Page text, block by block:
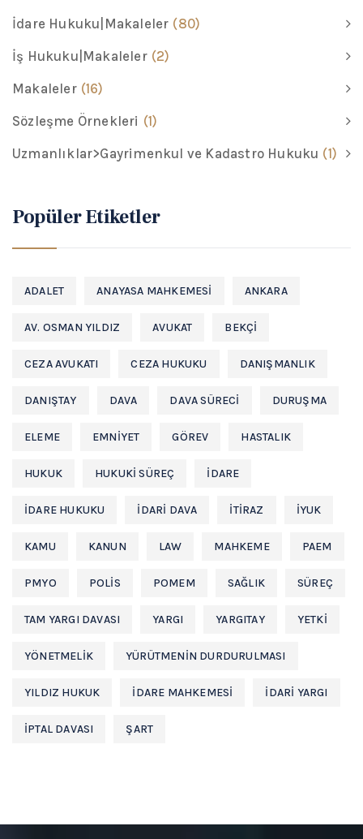
İdare Hukuku|Makaleler (80)
İş Hukuku|Makaleler (2)
Makaleler (16)
Sözleşme Örnekleri (1)
Uzmanlıklar>Gayrimenkul ve Kadastro Hukuku (1)
Popüler Etiketler
ADALET ANAYASA MAHKEMESI ANKARA
AV. OSMAN YILDIZ AVUKAT BEKÇI
CEZA AVUKATI CEZA HUKUKU DANIŞMANLIK
DANIŞTAY DAVA DAVA SÜRECI DURUŞMA
ELEME EMNIYET GÖREV HASTALIK
HUKUK HUKUKI SÜREÇ IDARE
IDARE HUKUKU IDARI DAVA ITIRAZ IYUK
KAMU KANUN LAW MAHKEME PAEM
PMYO POLIS POMEM SAĞLIK SÜREÇ
TAM YARGI DAVASI YARGI YARGITAY YETKI
YÖNETMELIK YÜRÜTMENIN DURDURULMASI
YILDIZ HUKUK İDARE MAHKEMESİ İDARİ YARGI
İPTAL DAVASI ŞART